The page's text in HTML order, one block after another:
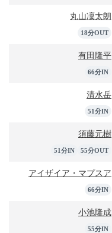
丸山凜太朗
18分OUT
有田隆平
66分IN
清水岳
51分IN
須藤元樹
51分IN 55分OUT
アイザイア・マプスア
66分IN
小池隆成
55分IN